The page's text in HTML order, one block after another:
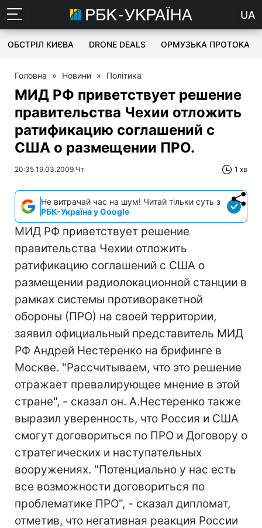
UA
ОБСТРІЛ КИЄВА DRONE DEALS ОРМУЗЬКА ПРОТОКА
Головна » Новини » Політика
МИД РФ приветствует решение
правительства Чехии отложить
ратификацию соглашений с
США о размещении ПРО.
20:35 19.03.2009 Чт 1 хв
Не витрачай час на шум! Читай тільки суть з
РБК-Україна у Google
МИД РФ приветствует решение
правительства Чехии отложить
ратификацию соглашений с США о
размещении радиолокационной станции в
рамках системы противоракетной
обороны (ПРО) на своей территории,
заявил официальный представитель МИД
РФ Андрей Нестеренко на брифинге в
Москве. "Рассчитываем, что это решение
отражает превалирующее мнение в этой
стране", - сказал он. А.Нестеренко также
выразил уверенность, что Россия и США
смогут договориться по ПРО и Договору о
стратегических и наступательных
вооружениях. "Потенциально у нас есть
все возможности договориться по
проблематике ПРО", - сказал дипломат,
отметив, что негативная реакция России